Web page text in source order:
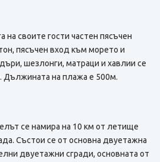
на своите гости частен пясъчен
пясъчен вход към морето и
шезлонги, матраци и хавлии се
Дължината на плажа е 500м.
се намира на 10 км от летище
Състои се от основна двуетажна
двуетажни сгради, основната от